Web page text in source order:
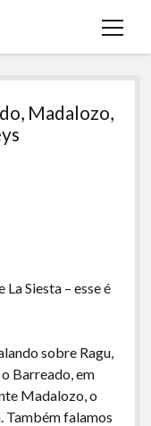
open
Madalozo,
Siesta – esse é
sobre Ragu,
Barreado, em
Madalozo, o
Também falamos